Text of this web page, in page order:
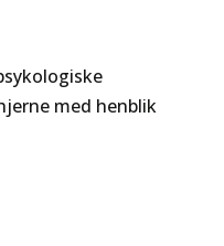
med henblik